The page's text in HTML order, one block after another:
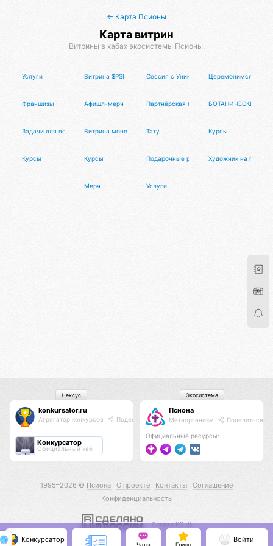
← Карта Псионы
Карта витрин
Витрины в хабах экосистемы Псионы.
Услуги Витрина $PSI Сессия с Уникальным Мастером
Церемонимся с
Франшизы Афишл-мерч Партнёрская программа Афиста Лаб
БОТАНИЧЕСКИЕ
Задачи для волонтеровВитрина монет Тату Курсы
Курсы Курсы Подарочные решенияХудожник на
Мерч Услуги
konkursator.ru
Агрегатор конкурсов Поделиться
Конкурсатор
Официальный хаб
Нексус
Псиона
Метаорганизм Поделиться
Официальные ресурсы:
Экосистема
1995–2026 © Псиона О проекте Контакты
Соглашение
Конфиденциальность
С нами КО 🕉️
Конкурсатор
Чаты Гринд
Войти